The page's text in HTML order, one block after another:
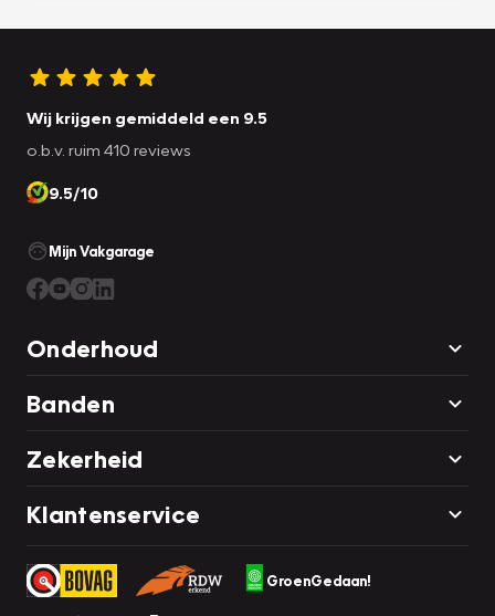
Wij krijgen gemiddeld een 9.5
o.b.v. ruim 410 reviews
9.5/10
Mijn Vakgarage
Onderhoud
Banden
Zekerheid
Klantenservice
GroenGedaan!